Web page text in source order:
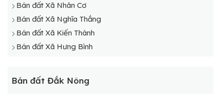
Bán đất Xã Nhân Cơ
Bán đất Xã Nghĩa Thắng
Bán đất Xã Kiến Thành
Bán đất Xã Hưng Bình
Bán đất Đắk Nông